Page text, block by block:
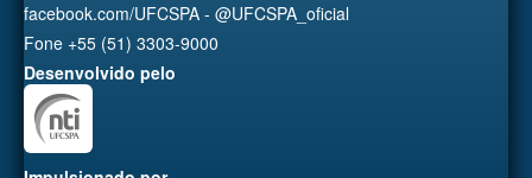
facebook.com/UFCSPA - @UFCSPA_oficial
Fone +55 (51) 3303-9000
Desenvolvido pelo